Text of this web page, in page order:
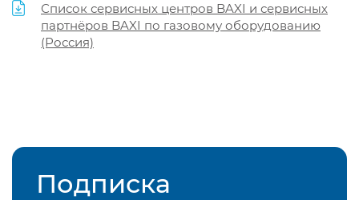
Список сервисных центров BAXI и сервисных
партнёров BAXI по газовому оборудованию
(Россия)
Подписка